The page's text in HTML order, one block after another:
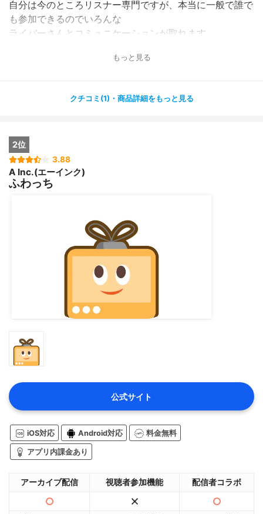
自分は今のところリスナー専門ですが、本当に一般で誰で
も参加できるのでいろんな
ライバーさんとコミュニケーションが取れます。
の文句もないです！
一緒だけど
人気を獲得するには大変そうだな・・と思いますね。
もっと見る
クチコミ(1)・商品詳細をもっと見る
2位
3.88
A Inc.(エーインク)
ふわっち
公式サイト
iOS対応 Android対応 料金無料
アプリ内課金あり
アーカイブ配信 視聴者参加機能 配信者コラボ